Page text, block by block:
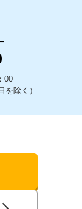
00
を除く）